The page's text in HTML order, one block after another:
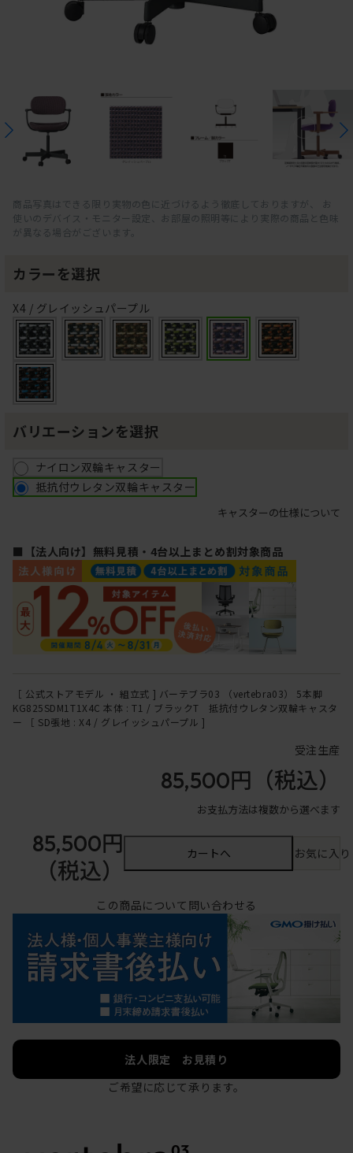
商品写真はできる限り実物の色に近づけるよう徹底しておりますが、 お
使いのデバイス・モニター設定、お部屋の照明等により実際の商品と色味
が異なる場合がございます。
カラーを選択
X4 / グレイッシュパープル
バリエーションを選択
ナイロン双輪キャスター
抵抗付ウレタン双輪キャスター
キャスターの仕様について
■【法人向け】無料見積・4台以上まとめ割対象商品
［ 公式ストアモデル ・ 組立式 ] バーテブラ03 （vertebra03） 5本脚
KG825SDM1T1X4C 本体 : T1 / ブラックT 抵抗付ウレタン双輪キャスタ
ー ［ SD張地 : X4 / グレイッシュパープル ]
受注生産
85,500円 （税込）
お支払方法は複数から選べます
85,500円
（税込）
カートへ お気に入
この商品について問い合わせる
法人限定 お見積り
ご希望に応じて承ります。